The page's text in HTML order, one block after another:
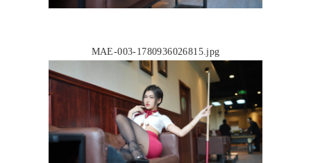
MAE-003-1780936026815.jpg